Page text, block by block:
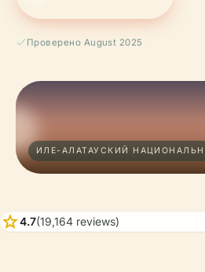
Проверено August 2025
ИЛЕ-АЛАТАУСКИЙ
star4.7(19,164 reviews)